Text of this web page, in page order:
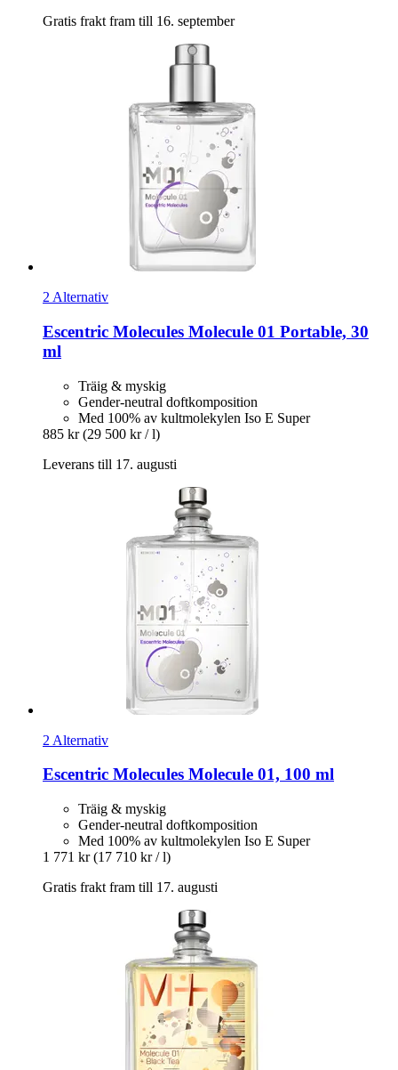
Gratis frakt fram till 16. september
2 Alternativ
Escentric Molecules Molecule 01 Portable, 30
ml
Träig & myskig
Gender-neutral doftkomposition
Med 100% av kultmolekylen Iso E Super
885 kr (29 500 kr / l)
Leverans till 17. augusti
2 Alternativ
Escentric Molecules Molecule 01, 100 ml
Träig & myskig
Gender-neutral doftkomposition
Med 100% av kultmolekylen Iso E Super
1 771 kr (17 710 kr / l)
Gratis frakt fram till 17. augusti